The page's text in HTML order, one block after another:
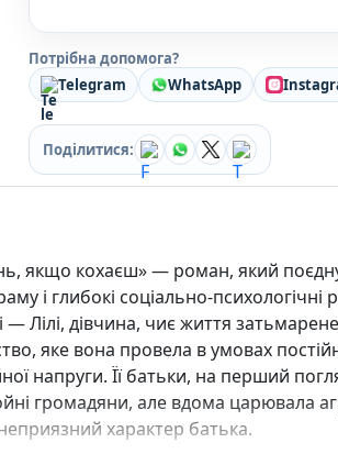
Зарубіжні письменники
Різдвяні / Зимові
Книги для дітей
Картонні книги для
Віммельбухи
Казки Вірші Оповідання
Книги з наліпками
Книги для першого
Самостійне читання (6+)
Книги для читання 10+
Розмальовки та Аплікації
Енциклопедії
Навчальні книги
Розвивальні та пізнавальні
Книги про Україну
Потрібна допомога?
Telegram
WhatsApp
Поділитися:
якщо кохаєш» — роман, який
і глибокі соціально-психологічні
— Лілі, дівчина, чиє життя
яке вона провела в умовах
напруги. Її батьки, на перший
громадяни, але вдома царювала
характер батька.